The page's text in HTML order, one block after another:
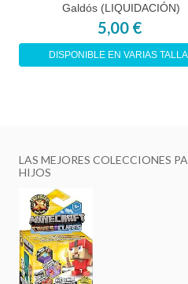
Galdós (LIQUIDACIÓN)
5,00 €
DISPONIBLE EN VARIAS
LAS MEJORES COLECCIONES
HIJOS